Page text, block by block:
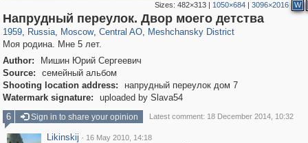
Sizes:482×313 | 1050×684 |3096×2016 W
Напрудный переулок. Двор моего детства
1959, Russia
1,407,345 29,248
, Moscow
319,882 8,286
, Central AO
160,021 5,916
, Meshchansky District
10,193 264
Моя родина. Мне 5 лет.
Author:
Мишин Юрий Сергеевич
Source:
семейный альбом
Shooting location address:
напрудный переулок дом 7
Watermark signature:
uploaded by Slava54
6
Sign in to share your opinion Latest comment: 18 December 2014, 10:32
Likinskij · 16 May 2010, 14:18